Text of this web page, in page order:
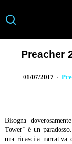
Preacher
01/07/2017
Bisogna
Tower” è un
una rinascita narrativa